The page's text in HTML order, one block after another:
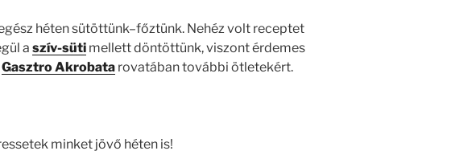
héten sütöttünk–főztünk. Nehéz volt receptet
a szív-süti mellett döntöttünk, viszont érdemes
Gasztro Akrobata rovatában további ötletekért.
minket jövő héten is!